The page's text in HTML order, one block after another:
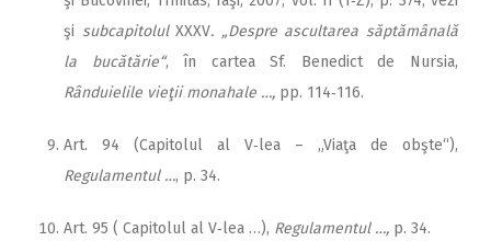
şi subcapitolulXXXV. „Despre ascultarea săptămânală
la bucătărie“, în cartea Sf. Benedict de Nursia,
Rânduielile vieţii monahale …, pp. 114‑116.
Art. 94 (Capitolul al V‑lea – „Viaţa de obşte“),
Regulamentul …, p. 34.
Art. 95 ( Capitolul al V‑lea …), Regulamentul …, p. 34.